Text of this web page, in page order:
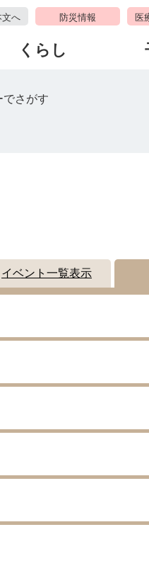
文へ 防災情報 医
くらし
でさがす
イベント一覧表示